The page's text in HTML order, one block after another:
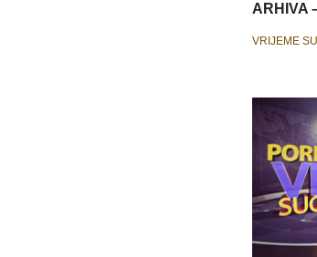
ARHIVA
VRIJEME